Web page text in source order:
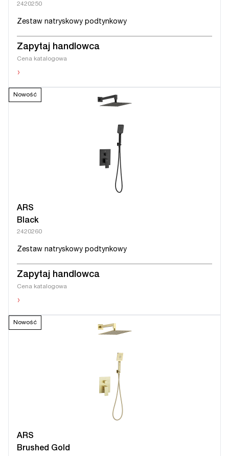
2420250
Zestaw natryskowy podtynkowy
Zapytaj handlowca
Cena katalogowa
›
Nowość
ARS
Black
2420260
Zestaw natryskowy podtynkowy
Zapytaj handlowca
Cena katalogowa
›
Nowość
ARS
Brushed Gold